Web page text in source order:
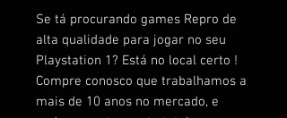
Se tá procurando games Repro de
alta qualidade para jogar no seu
Playstation 1? Está no local certo !
Compre conosco que trabalhamos a
mais de 10 anos no mercado, e